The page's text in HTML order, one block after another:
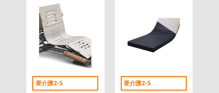
要介護2-5
要介護2-5